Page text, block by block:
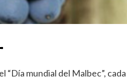
“Día mundial del Malbec”,